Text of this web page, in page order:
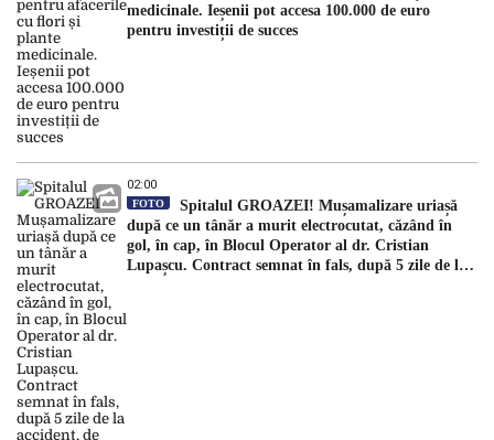
medicinale. Ieșenii pot accesa 100.000 de euro
pentru investiții de succes
02:00
FOTO
Spitalul GROAZEI! Mușamalizare uriașă
după ce un tânăr a murit electrocutat, căzând în
gol, în cap, în Blocul Operator al dr. Cristian
Lupașcu. Contract semnat în fals, după 5 zile de la